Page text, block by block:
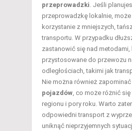
przeprowadzki . Jeśli
przeprowadzkę lokalnie,
korzystanie z mniejszych,
transportu. W przypadku
zastanowić się nad metodami,
przystosowane do przewozu
odległościach, takimi jak
Nie można również zapominać
pojazdów , co może różnić
regionu i pory roku. Warto
odpowiedni transport z
uniknąć nieprzyjemnych